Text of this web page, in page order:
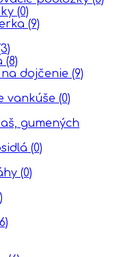
(0)
(9)
(8)
dojčenie (9)
vankúše (0)
gumených
(0)
(0)